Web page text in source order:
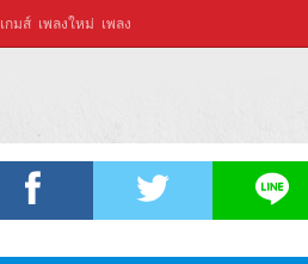
เกมส์ เพลงใหม่ เพลง